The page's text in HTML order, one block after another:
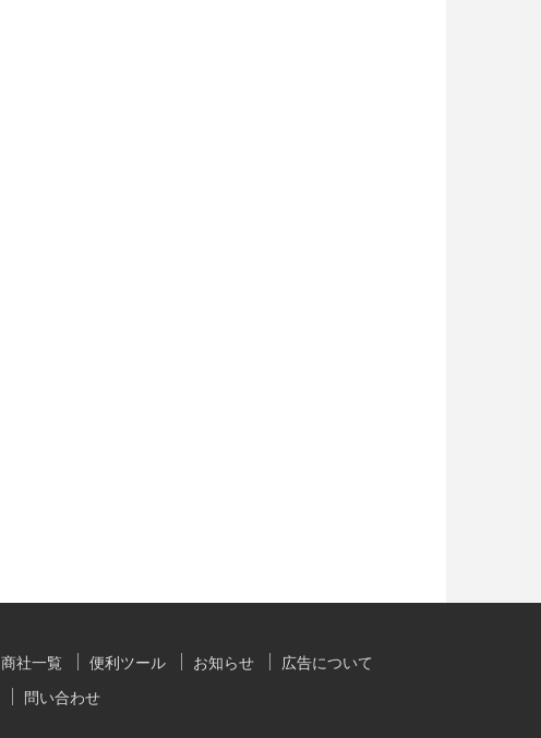
商社一覧 便利ツール お知らせ
広告について
問い合わせ